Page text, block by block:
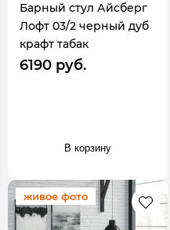
Барный стул Айсберг
Лофт 03/2 черный дуб
крафт табак
6190 руб.
В корзину
живое фото